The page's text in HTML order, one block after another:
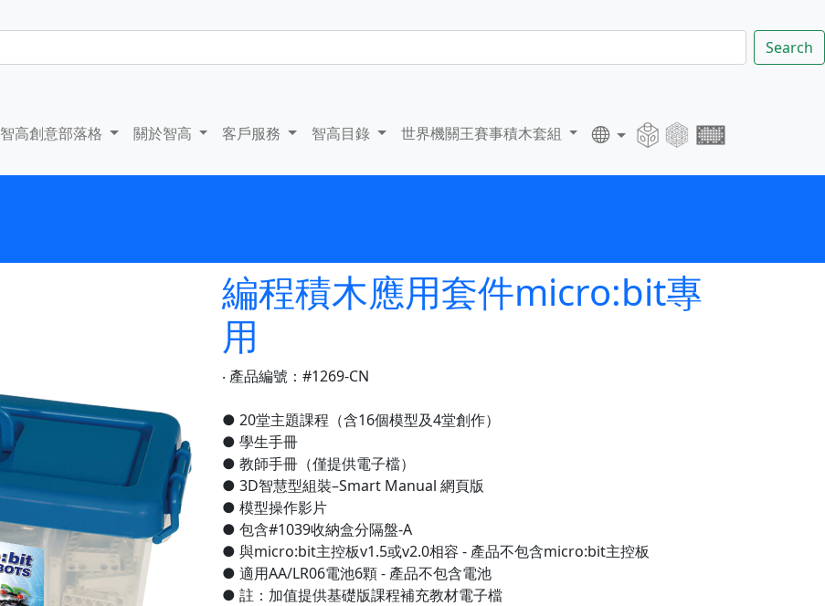
Search
智高創意部落格 關於智高 客戶服務 智高目錄 世界機關王賽事積木套組
編程積木應用套件micro:bit專
用
‧ 產品編號：#1269-CN
● 20堂主題課程（含16個模型及4堂創作）
● 學生手冊
● 教師手冊（僅提供電子檔）
● 3D智慧型組裝–Smart Manual 網頁版
● 模型操作影片
● 包含#1039收納盒分隔盤-A
● 與micro:bit主控板v1.5或v2.0相容 - 產品不包含micro:bit主控板
● 適用AA/LR06電池6顆 - 產品不包含電池
● 註：加值提供基礎版課程補充教材電子檔